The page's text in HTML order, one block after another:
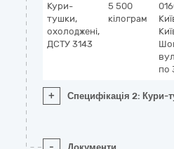
Кури-
тушки,
охолоджені,
ДСТУ 3143
5 500
кілограм
по
+ Специфікація 2: Кури-